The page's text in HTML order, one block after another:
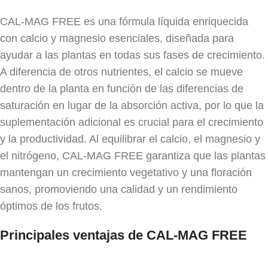
CAL-MAG FREE es una fórmula líquida enriquecida
con calcio y magnesio esenciales, diseñada para
ayudar a las plantas en todas sus fases de crecimiento.
A diferencia de otros nutrientes, el calcio se mueve
dentro de la planta en función de las diferencias de
saturación en lugar de la absorción activa, por lo que la
suplementación adicional es crucial para el crecimiento
y la productividad. Al equilibrar el calcio, el magnesio y
el nitrógeno, CAL-MAG FREE garantiza que las plantas
mantengan un crecimiento vegetativo y una floración
sanos, promoviendo una calidad y un rendimiento
óptimos de los frutos.
Principales ventajas de CAL-MAG FREE